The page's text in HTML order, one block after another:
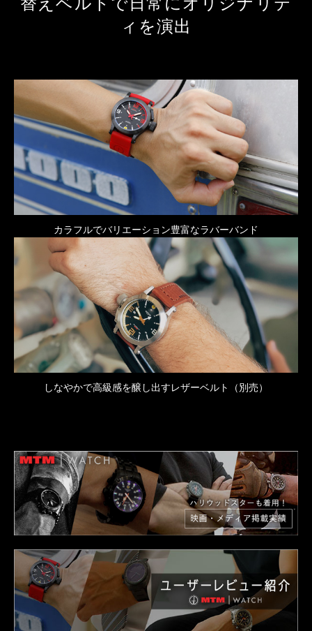
ィを演出
カラフルでバリエーション豊富なラバーバンド
しなやかで高級感を醸し出すレザーベルト（別売）